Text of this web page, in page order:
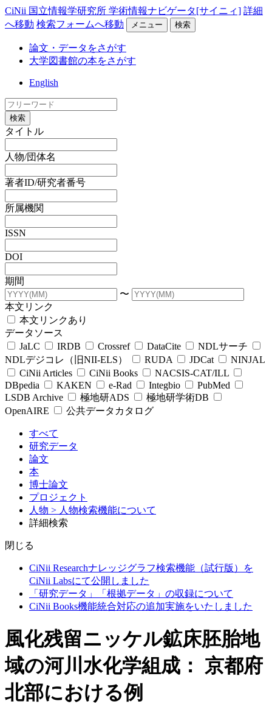
CiNii 国立情報学研究所 学術情報ナビゲータ[サイニィ] 詳細
へ移動 検索フォームへ移動 メニュー 検索
論文・データをさがす
大学図書館の本をさがす
English
検索
タイトル
人物/団体名
著者ID/研究者番号
所属機関
ISSN
DOI
期間
〜
本文リンク
本文リンクあり
データソース
JaLC
IRDB Crossref DataCite
NDLサーチ
NDLデジコレ（旧NII-ELS）
RUDA JDCat
NINJAL
CiNii Articles
CiNii Books
NACSIS-CAT/ILL
DBpedia
KAKEN e-Rad Integbio
PubMed
LSDB Archive
極地研ADS
極地研学術DB
OpenAIRE
公共データカタログ
すべて
研究データ
論文
本
博士論文
プロジェクト
人物 > 人物検索機能について
詳細検索
閉じる
CiNii Researchナレッジグラフ検索機能（試行版）を
CiNii Labsにて公開しました
「研究データ」「根拠データ」の収録について
CiNii Books機能統合対応の追加実施をいたしました
風化残留ニッケル鉱床胚胎地
域の河川水化学組成： 京都府
北部における例